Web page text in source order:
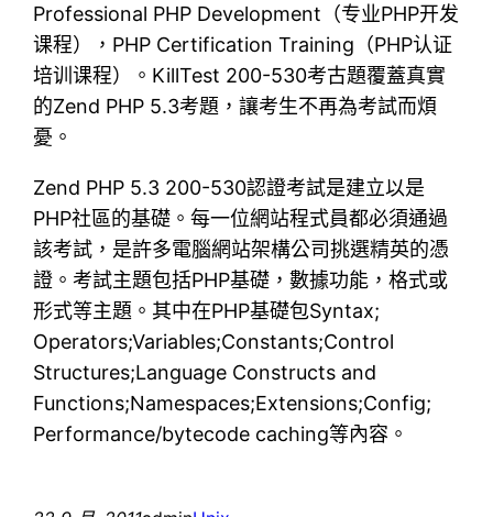
Professional PHP Development（专业PHP开发
课程），PHP Certification Training（PHP认证
培训课程）。KillTest 200-530考古題覆蓋真實
的Zend PHP 5.3考題，讓考生不再為考試而煩
憂。
Zend PHP 5.3 200-530認證考試是建立以是
PHP社區的基礎。每一位網站程式員都必須通過
該考試，是許多電腦網站架構公司挑選精英的憑
證。考試主題包括PHP基礎，數據功能，格式或
形式等主題。其中在PHP基礎包Syntax;
Operators;Variables;Constants;Control
Structures;Language Constructs and
Functions;Namespaces;Extensions;Config;
Performance/bytecode caching等內容。